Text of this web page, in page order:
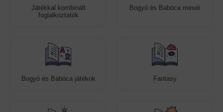
Játékkal kombinált
foglalkoztatók
Bogyó és Babóca meséi
Bogyó és Babóca játékok Fantasy